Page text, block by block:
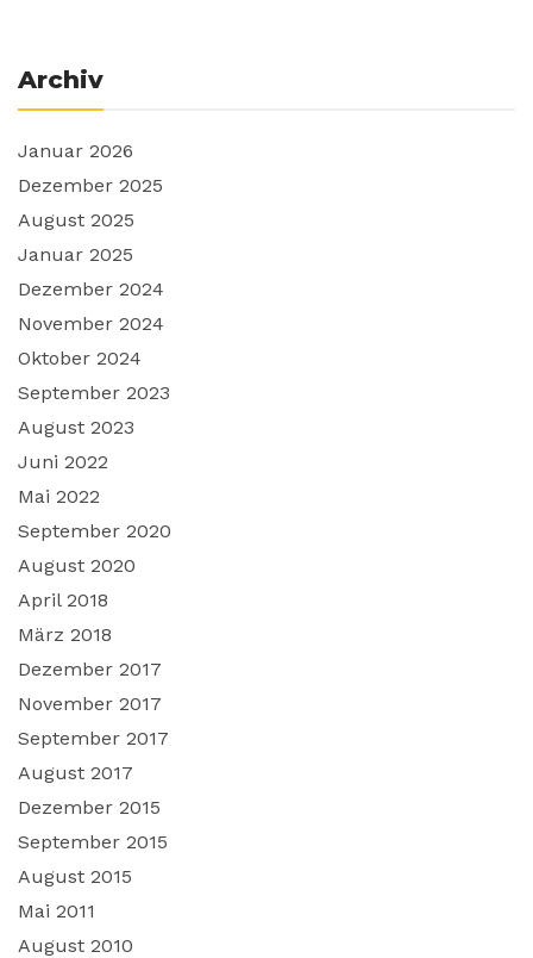
Archiv
Januar 2026
Dezember 2025
August 2025
Januar 2025
Dezember 2024
November 2024
Oktober 2024
September 2023
August 2023
Juni 2022
Mai 2022
September 2020
August 2020
April 2018
März 2018
Dezember 2017
November 2017
September 2017
August 2017
Dezember 2015
September 2015
August 2015
Mai 2011
August 2010